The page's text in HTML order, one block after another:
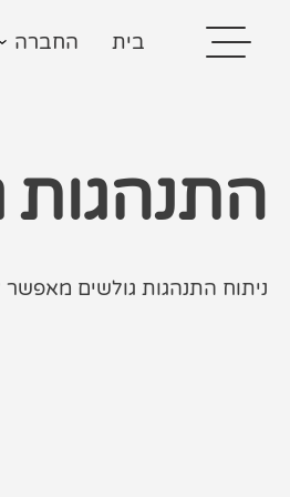
בית החברה
התנהגות
ניתוח התנהגות גולשים